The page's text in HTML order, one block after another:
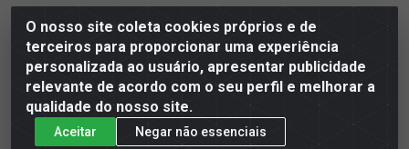
O nosso site coleta cookies próprios e de
terceiros para proporcionar uma experiência
personalizada ao usuário, apresentar publicidade
relevante de acordo com o seu perfil e melhorar a
qualidade do nosso site.
Aceitar Negar não essenciais
Megga Distribuidora LTDA - Rua Deputado Jesse Ferreira
Trindade, 1328 - Matadouro, Propriá/SE - CEP 49.900-000 -
CNPJ 07.488.144/0001-88